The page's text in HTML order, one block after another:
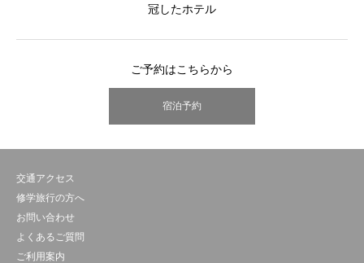
冠したホテル
ご予約はこちらから
宿泊予約
交通アクセス
修学旅行の方へ
お問い合わせ
よくあるご質問
ご利用案内